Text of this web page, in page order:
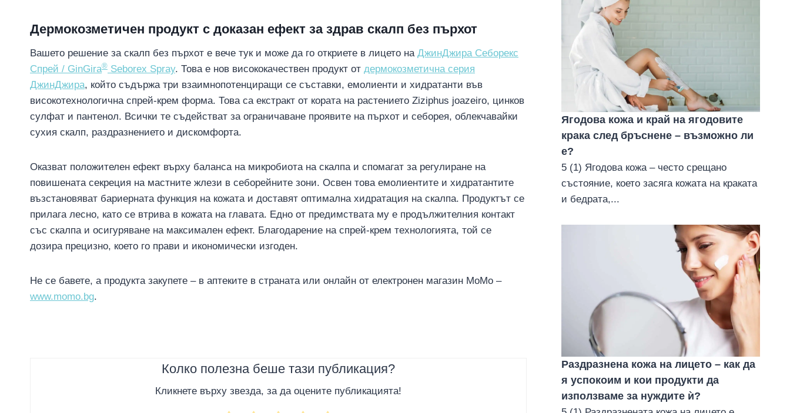
Дермокозметичен продукт с доказан ефект за здрав скалп без пърхот
Вашето решение за скалп без пърхот е вече тук и може да го откриете в лицето на ДжинДжира Себорекс
Спрей / GinGira® Seborex Spray. Това е нов висококачествен продукт от дермокозметична серия
ДжинДжира, който съдържа три взаимнопотенциращи се съставки, емолиенти и хидратанти във
високотехнологична спрей-крем форма. Това са екстракт от кората на растението Ziziphus joazeiro, цинков
сулфат и пантенол. Всички те съдействат за ограничаване проявите на пърхот и себорея, облекчавайки
сухия скалп, раздразнението и дискомфорта.
Оказват положителен ефект върху баланса на микробиота на скалпа и спомагат за регулиране на
повишената секреция на мастните жлези в себорейните зони. Освен това емолиентите и хидратантите
възстановяват бариерната функция на кожата и доставят оптимална хидратация на скалпа. Продуктът се
прилага лесно, като се втрива в кожата на главата. Едно от предимствата му е продължителния контакт
със скалпа и осигуряване на максимален ефект. Благодарение на спрей-крем технологията, той се
дозира прецизно, което го прави и икономически изгоден.
Не се бавете, а продукта закупете – в аптеките в страната или онлайн от електронен магазин МоМо –
www.momo.bg.
Колко полезна беше тази публикация?
Кликнете върху звезда, за да оцените публикацията!
Ягодова кожа и край на ягодовите
крака след бръснене – възможно ли
е?
5 (1) Ягодова кожа – често срещано
състояние, което засяга кожата на краката
и бедрата,...
Раздразнена кожа на лицето – как да
я успокоим и кои продукти да
използваме за нуждите ѝ?